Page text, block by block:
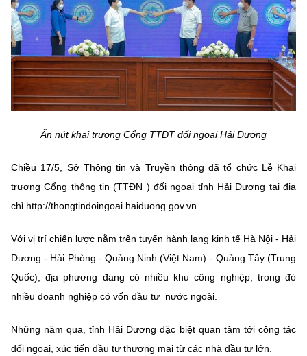
Sở Khoa học và Công nghệ
Chuyển đổi số
Bưu chính, Viễn thông
Sở hữu trí tuệ
Tiêu chuẩn, đo lường, chất lượng
Tin tổng hợp
Tin địa phương
Văn bản QPPL
Văn bản chỉ đạo điều hành
Lấy ý kiến người dân về dự thảo VBQPPL
MST IOFFICE
THỐNG KÊ
Khoa học và Công nghệ
Đổi mới sáng tạo
Chuyển đổi số
Bưu chính, Viễn thông
Sở hữu trí tuệ
Tiêu chuẩn, đo lường, chất lượng
Năng lượng nguyên tử
Multimedia
THƯ ĐIỆN TỬ
Infographic
Voice
Nhiệm vụ trọng tâm
Chọn ngôn ngữ
Vietnamese English
Ấn nút khai trương Cổng TTĐT đối ngoại Hải Dương
Chiều 17/5, Sở Thông tin và Truyền thông đã tổ chức Lễ Khai
trương Cổng thông tin (TTĐN ) đối ngoại tỉnh Hải Dương tại địa
chỉ http://thongtindoingoai.haiduong.gov.vn.
Với vị trí chiến lược nằm trên tuyến hành lang kinh tế Hà Nội - Hải
Dương - Hải Phòng - Quảng Ninh (Việt Nam) - Quảng Tây (Trung
Quốc), địa phương đang có nhiều khu công nghiệp, trong đó
nhiều doanh nghiệp có vốn đầu tư nước ngoài.
Những năm qua, tỉnh Hải Dương đặc biệt quan tâm tới công tác
đối ngoại, xúc tiến đầu tư thương mại từ các nhà đầu tư lớn.